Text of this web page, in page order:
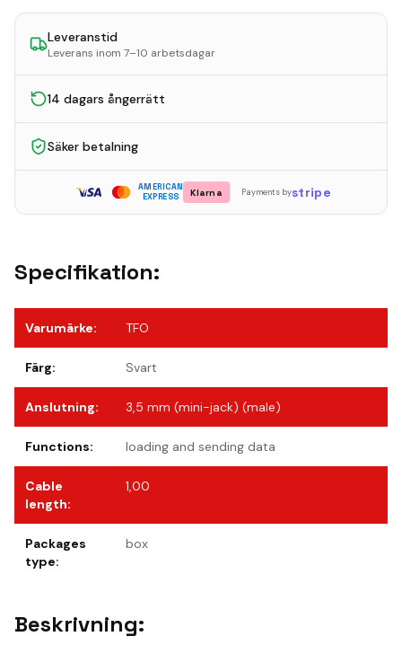
Leveranstid
Leverans inom 7–10 arbetsdagar
14 dagars ångerrätt
Säker betalning
AMERICAN
EXPRESS
Klarna Payments bystripe
Specifikation:
Varumärke: TFO
Färg: Svart
Anslutning: 3,5 mm (mini-jack) (male)
Functions: loading and sending data
Cable
length:
1,00
Packages
type:
box
Beskrivning: